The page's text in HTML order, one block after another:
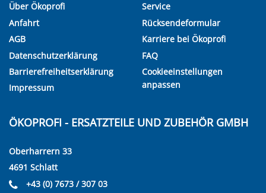
Über Ökoprofi
Anfahrt
AGB
Datenschutzerklärung
Barrierefreiheitserklärung
Impressum
Service
Rücksendeformular
Karriere bei Ökoprofi
FAQ
Cookieeinstellungen
anpassen
ÖKOPROFI - ERSATZTEILE UND ZUBEHÖR GMBH
Oberharrern 33
4691 Schlatt
+43 (0) 7673 / 307 03